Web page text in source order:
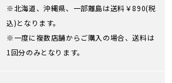
※北海道、沖縄県、一部離島は送料￥890(税
込)となります。
※一度に複数店舗からご購入の場合、送料は
1回分のみとなります。